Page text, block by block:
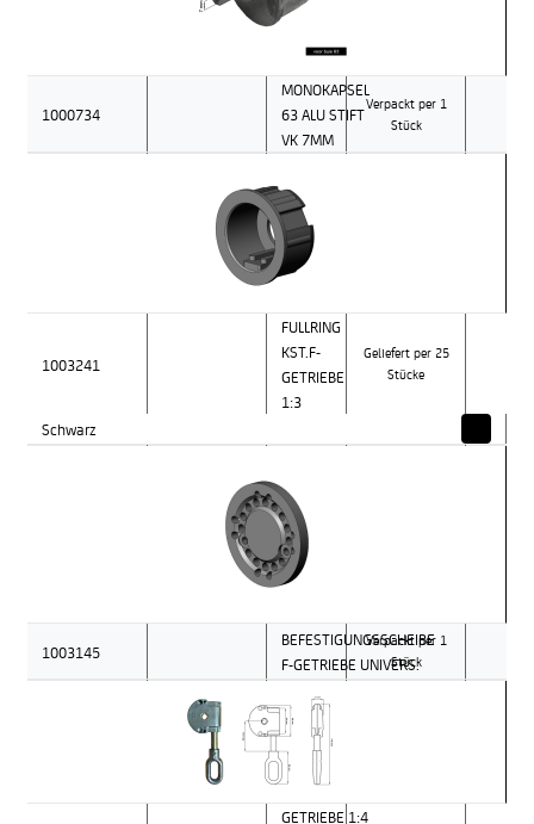
1000734
MONOKAPSEL
63 ALU STIFT
VK 7MM
Verpackt per 1
Stück
1003241
FULLRING
KST.F-
GETRIEBE
1:3
Geliefert per 25
Stücke
Schwarz
1003145
BEFESTIGUNGSSCHEIBE
F-GETRIEBE UNIVERS.
Verpackt per 1
Stück
GETRIEBE 1:4